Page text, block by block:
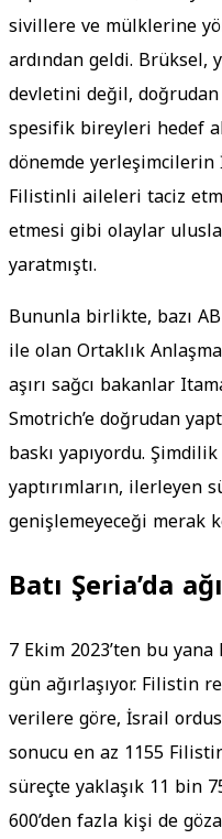
sivillere ve mülklerine
ardından geldi. Brüksel,
devletini değil,
spesifik bireyleri hedef
dönemde
Filistinli aileleri taciz
etmesi gibi olaylar
yaratmıştı.
Bununla birlikte, bazı
ile olan Ortaklık
aşırı sağcı bakanlar
Smotrich’e doğrudan
baskı yapıyordu.
yaptırımların, ilerleyen
genişlemeyeceği merak
Batı Şeria’da
7 Ekim 2023’ten bu
gün ağırlaşıyor. Filistin
verilere göre, İsrail
sonucu en az 1155
süreçte yaklaşık 11 bin
600’den fazla kişi de